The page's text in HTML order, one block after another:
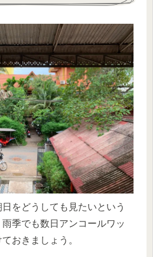
をどうしても見たいという
季でも数日アンコールワッ
おきましょう。